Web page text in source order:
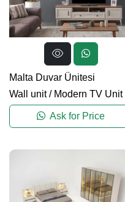
Malta Duvar Ünitesi
Wall unit/ Modern TV Unit
Ask for Price